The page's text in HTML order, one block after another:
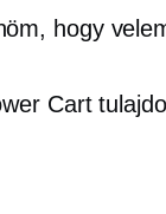
hogy
Cart